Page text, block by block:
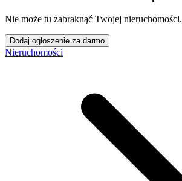
Nie może tu zabraknąć Twojej nieruchomości.
Dodaj ogłoszenie za darmo
Nieruchomości